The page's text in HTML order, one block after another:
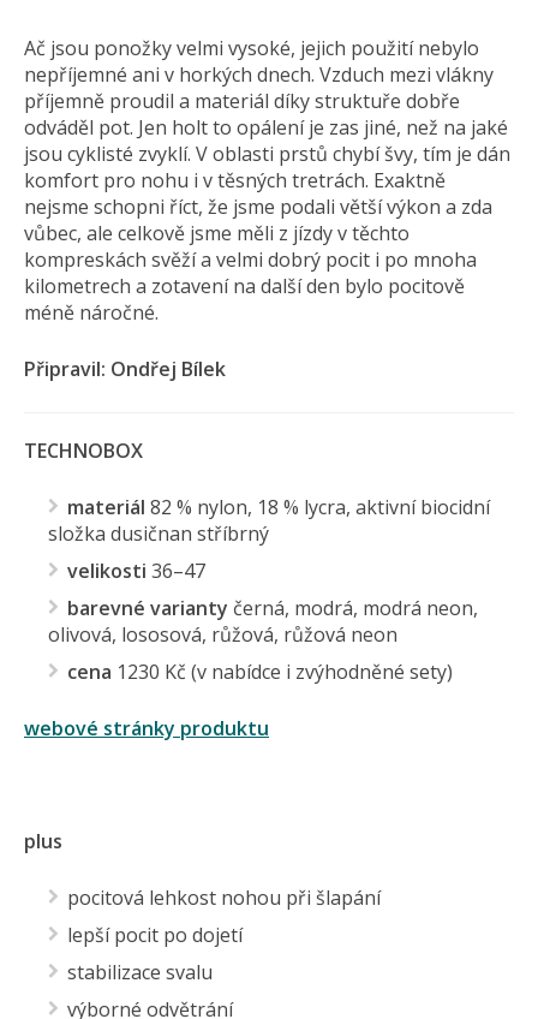
Ač jsou ponožky velmi vysoké, jejich použití nebylo
nepříjemné ani v horkých dnech. Vzduch mezi vlákny
příjemně proudil a materiál díky struktuře dobře
odváděl pot. Jen holt to opálení je zas jiné, než na jaké
jsou cyklisté zvyklí. V oblasti prstů chybí švy, tím je dán
komfort pro nohu i v těsných tretrách. Exaktně
nejsme schopni říct, že jsme podali větší výkon a zda
vůbec, ale celkově jsme měli z jízdy v těchto
kompreskách svěží a velmi dobrý pocit i po mnoha
kilometrech a zotavení na další den bylo pocitově
méně náročné.
Připravil: Ondřej Bílek
TECHNOBOX
materiál 82 % nylon, 18 % lycra, aktivní biocidní
složka dusičnan stříbrný
velikosti 36–47
barevné varianty černá, modrá, modrá neon,
olivová, lososová, růžová, růžová neon
cena 1230 Kč (v nabídce i zvýhodněné sety)
webové stránky produktu
plus
pocitová lehkost nohou při šlapání
lepší pocit po dojetí
stabilizace svalu
výborné odvětrání